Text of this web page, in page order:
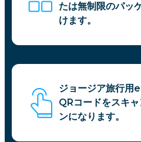
たは無制限のパッ
けます。
ジョージア旅行用
QRコードをスキ
ンになります。